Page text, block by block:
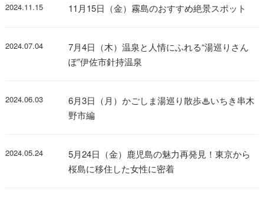
2024.11.15 11月15日（金）霧島のおすすめ絶景スポット
2024.07.04
7月4日（木）温泉と人情にふれる“湯巡りさん
ぽ”伊佐市針持温泉
2024.06.03
6月3日（月）かごしま湯巡り散歩♨いちき串木
野市編
2024.05.24
5月24日（金）鹿児島の魅力再発見！東京から
桜島に移住した女性に密着